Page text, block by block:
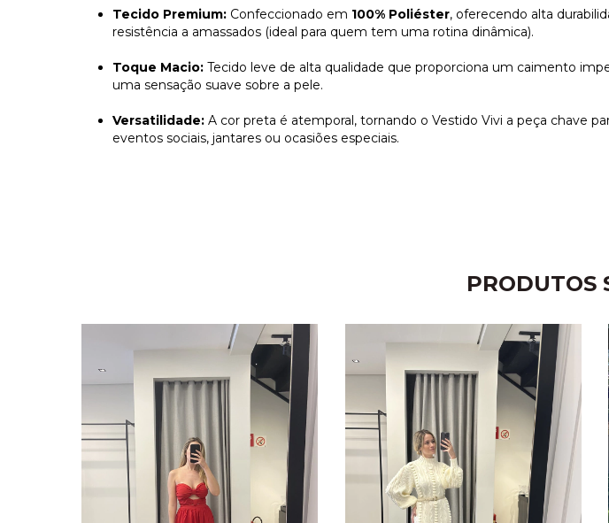
Tecido Premium: Confeccionado em 100% Poliéster, oferecendo alta
resistência a amassados (ideal para quem tem uma rotina dinâmica).
Toque Macio: Tecido leve de alta qualidade que proporciona um caimento
uma sensação suave sobre a pele.
Versatilidade: A cor preta é atemporal, tornando o Vestido Vivi a peça chave
eventos sociais, jantares ou ocasiões especiais.
PRODUTOS